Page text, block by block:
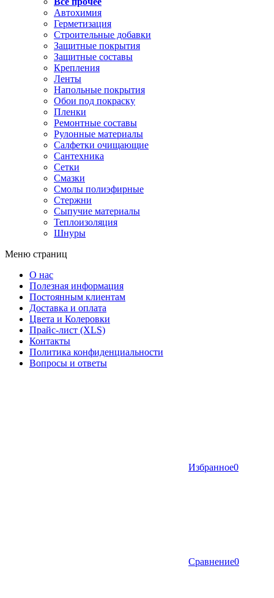
Автохимия
Герметизация
Строительные добавки
Защитные покрытия
Защитные составы
Крепления
Ленты
Напольные покрытия
Обои под покраску
Пленки
Ремонтные составы
Рулонные материалы
Салфетки очищающие
Сантехника
Сетки
Смазки
Смолы полиэфирные
Стержни
Сыпучие материалы
Теплоизоляция
Шнуры
Меню страниц
О нас
Полезная информация
Постоянным клиентам
Доставка и оплата
Цвета и Колеровки
Прайс-лист (XLS)
Контакты
Политика конфиденциальности
Вопросы и ответы
Избранное0
Сравнение0